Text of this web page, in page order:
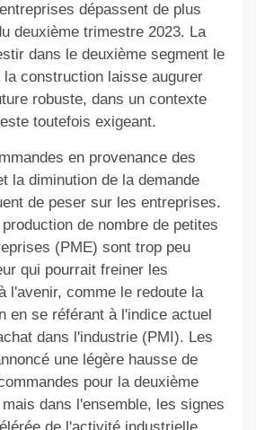
dépassent de plus
deuxième trimestre 2023. La
dans le deuxième segment le
la construction laisse augurer
robuste, dans un contexte
toutefois exigeant.
en provenance des
la diminution de la demande
de peser sur les entreprises.
de nombre de petites
(PME) sont trop peu
qui pourrait freiner les
l'avenir, comme le redoute la
en se référant à l'indice actuel
dans l'industrie (PMI). Les
une légère hausse de
pour la deuxième
dans l'ensemble, les signes